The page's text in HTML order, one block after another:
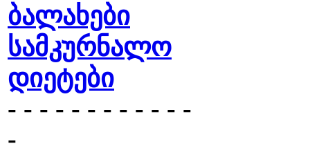
ბალახები
სამკურნალო
დიეტები
- - - - - - - - - - - -
-